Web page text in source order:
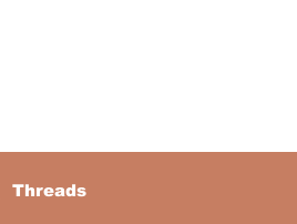
Threads